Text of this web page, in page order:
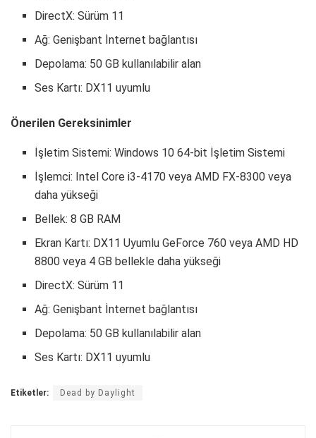
DirectX: Sürüm 11
Ağ: Genişbant İnternet bağlantısı
Depolama: 50 GB kullanılabilir alan
Ses Kartı: DX11 uyumlu
Önerilen Gereksinimler
İşletim Sistemi: Windows 10 64-bit İşletim Sistemi
İşlemci: Intel Core i3-4170 veya AMD FX-8300 veya
daha yükseği
Bellek: 8 GB RAM
Ekran Kartı: DX11 Uyumlu GeForce 760 veya AMD HD
8800 veya 4 GB bellekle daha yükseği
DirectX: Sürüm 11
Ağ: Genişbant İnternet bağlantısı
Depolama: 50 GB kullanılabilir alan
Ses Kartı: DX11 uyumlu
Etiketler: Dead by Daylight